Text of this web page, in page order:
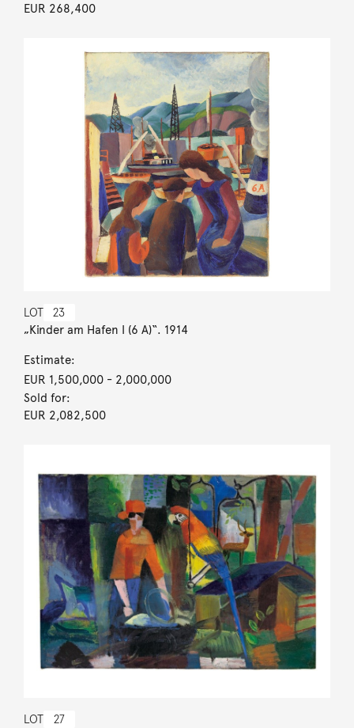
EUR 268,400
LOT 23
„Kinder am Hafen I (6 A)“. 1914
Estimate:
EUR 1,500,000- 2,000,000
Sold for:
EUR 2,082,500
LOT 27